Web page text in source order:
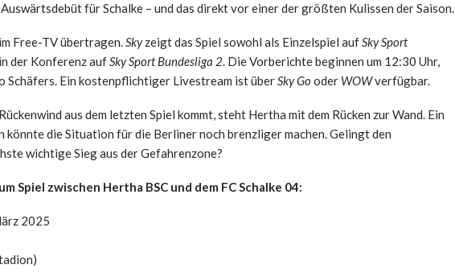
für Schalke – und das direkt vor einer der größten Kulissen der Saison.
Free-TV übertragen.Skyzeigt das Spiel sowohl als Einzelspiel aufSky Sport
der Konferenz aufSky Sport Bundesliga 2. Die Vorberichte beginnen um 12:30 Uhr,
Schäfers. Ein kostenpflichtiger Livestream ist überSky Go oder WOWverfügbar.
aus dem letzten Spiel kommt, steht Hertha mit dem Rücken zur Wand. Ein
könnte die Situation für die Berliner noch brenzliger machen. Gelingt den
wichtige Sieg aus der Gefahrenzone?
Spiel zwischen Hertha BSC und dem FC Schalke 04:
2025